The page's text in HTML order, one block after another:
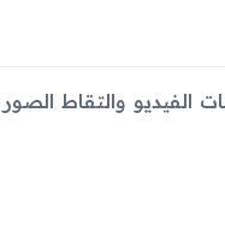
احتياجات مكالمات الفيديو والتقاط الصور